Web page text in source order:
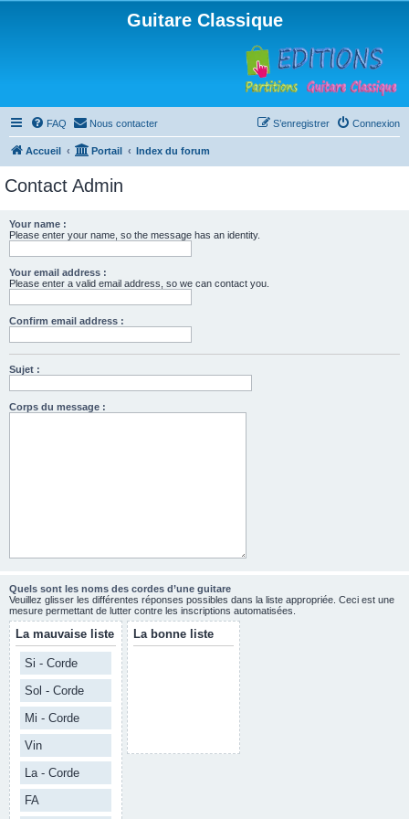
Guitare Classique
FAQ Nous contacter Connexion
S’enregistrer
Accueil Portail Index du forum
Contact Admin
Your name :
Please enter your name, so the message has an identity.
Your email address :
Please enter a valid email address, so we can contact you.
Confirm email address :
Sujet :
Corps du message :
Quels sont les noms des cordes d’une guitare
Veuillez glisser les différentes réponses possibles dans la liste appropriée. Ceci est une
mesure permettant de lutter contre les inscriptions automatisées.
La mauvaise liste
Si - Corde
Sol - Corde
Mi - Corde
Vin
La - Corde
FA
La bonne liste